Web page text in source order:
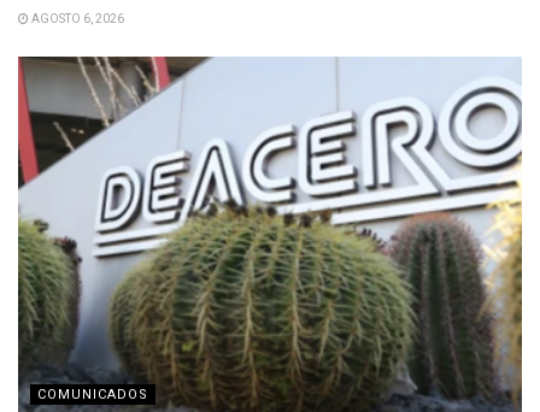
AGOSTO 6, 2026
COMUNICADOS